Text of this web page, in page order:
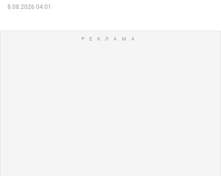
8.08.2026 04:01